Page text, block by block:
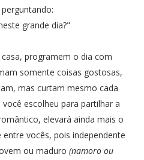
grande dia?"
programem o dia com
somente coisas gostosas,
mas curtam mesmo cada
escolheu para partilhar a
elevará ainda mais o
vocês, pois independente
ou maduro (namoro ou